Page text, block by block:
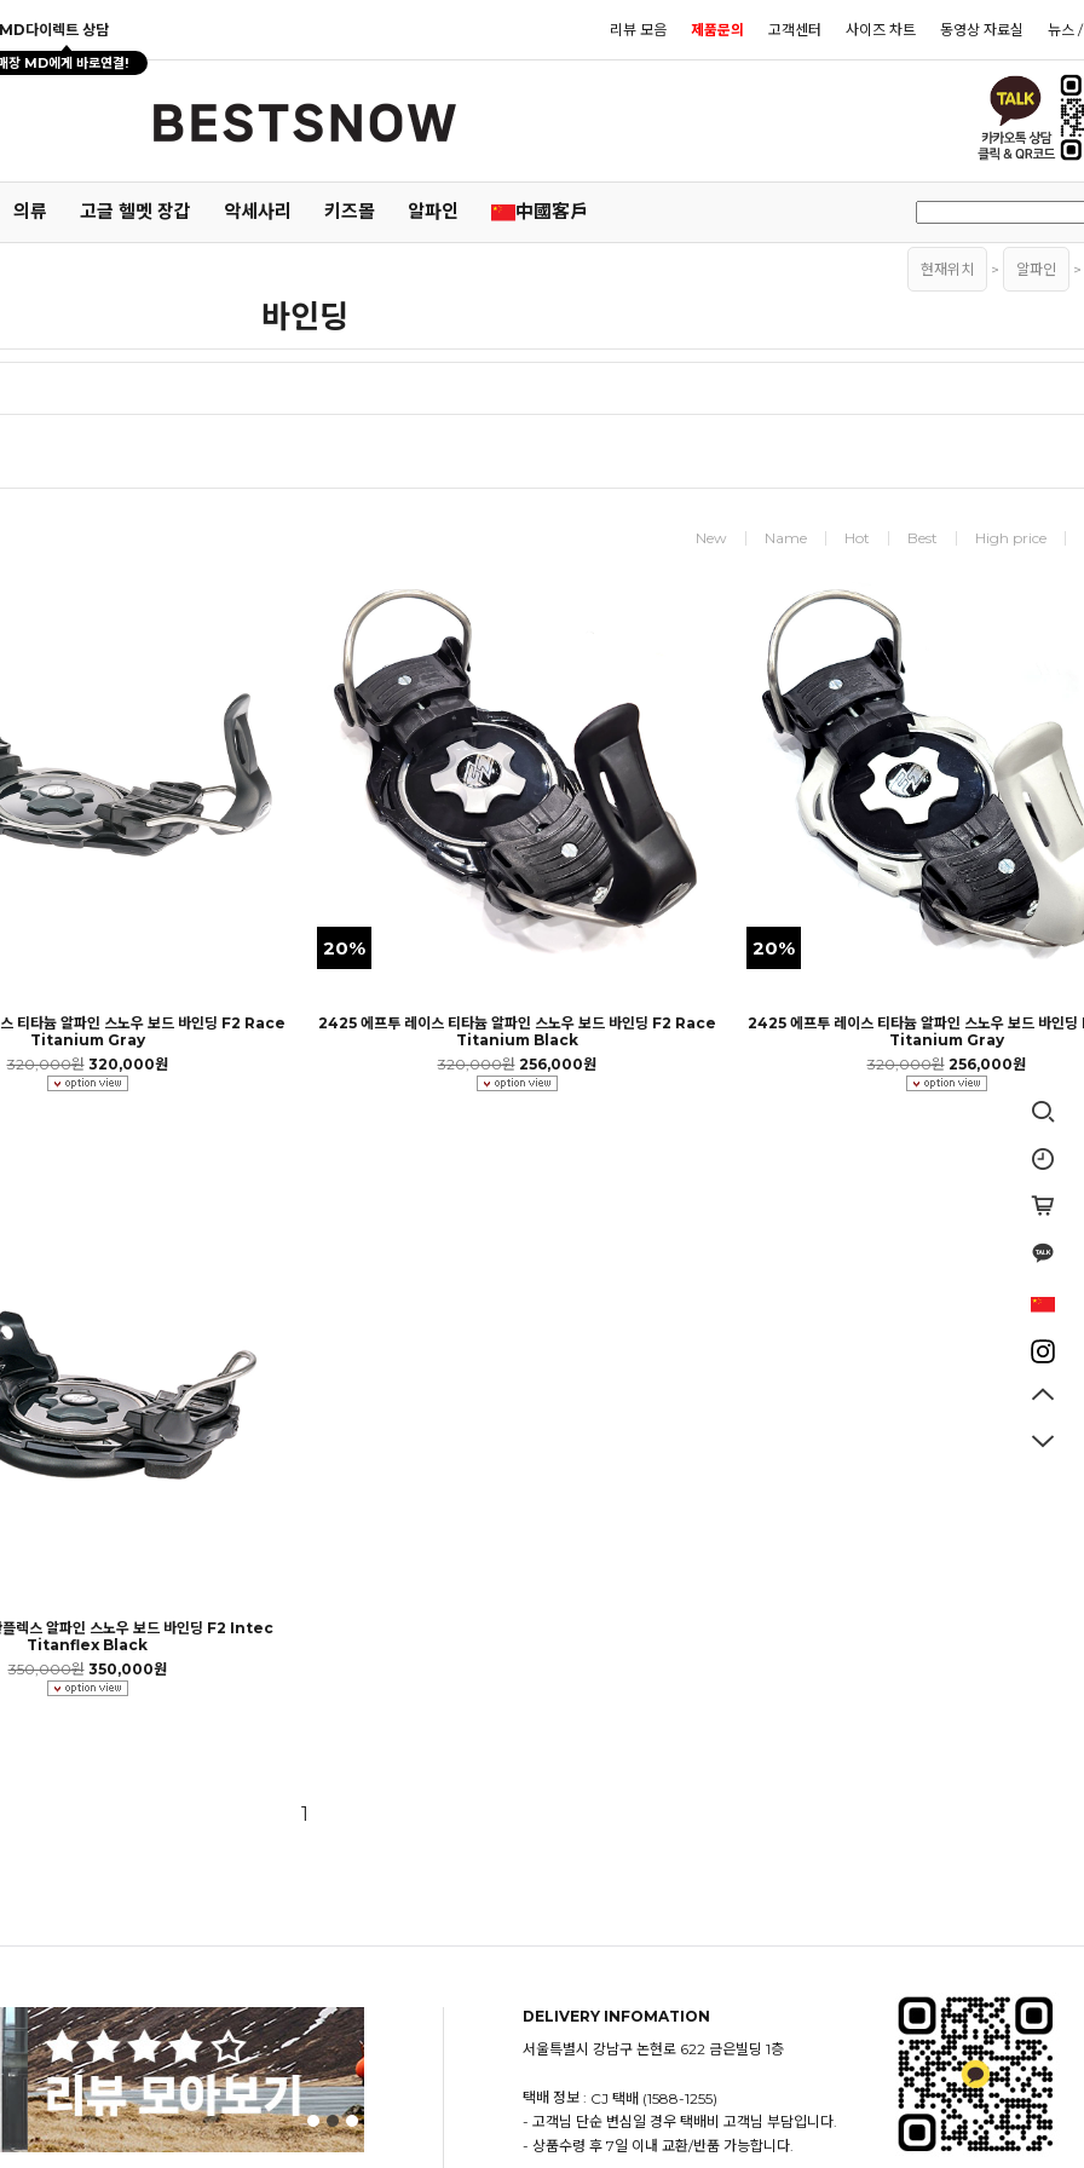
MD다이렉트 상담
장 MD에게 바로연결!
리뷰 모음 제품문의 고객센터 사이즈 차트 동영상 자료실 뉴스
의류 고글 헬멧 장갑 악세사리 키즈몰 알파인 中國客戶
현재위치 > 알파인 >
바인딩
New Name Hot Best High price
티타늄 알파인 스노우 보드 바인딩 F2 Race
Titanium Gray
320,000원 320,000원
20%
2425 에프투 레이스 티타늄 알파인 스노우 보드 바인딩 F2 Race
Titanium Black
320,000원 256,000원
20%
2425 에프투 레이스 티타늄 알파인 스노우 보드 바인
Titanium Gray
320,000원 256,000원
플렉스 알파인 스노우 보드 바인딩 F2 Intec
Titanflex Black
350,000원 350,000원
1
DELIVERY INFOMATION
서울특별시 강남구 논현로 622 금은빌딩 1층
택배 정보 : CJ 택배 (1588-1255)
- 고객님 단순 변심일 경우 택배비 고객님 부담입니다.
- 상품수령 후 7일 이내 교환/반품 가능합니다.